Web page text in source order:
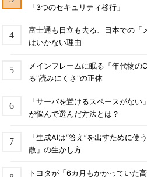
「3つのセキュリティ移行」
富士通も日立も去る、日本での「
はいかない理由
メインフレームに眠る「年代物の
る"読みにくさ"の正体
「サーバを置けるスペースがな
が悩んで選んだ方法とは？
「生成AIは“答え”を出すために
散」の生かし方
トヨタが「6カ月もかかっていた